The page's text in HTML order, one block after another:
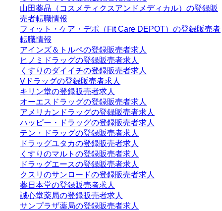
山田薬品（コスメティクスアンドメディカル）の登録販
売者転職情報
フィット・ケア・デポ（Fit Care DEPOT）の登録販売者
転職情報
アインズ＆トルペの登録販売者求人
ヒノミドラッグの登録販売者求人
くすりのダイイチの登録販売者求人
Vドラッグの登録販売者求人
キリン堂の登録販売者求人
オーエスドラッグの登録販売者求人
アメリカンドラッグの登録販売者求人
ハッピー・ドラッグの登録販売者求人
テン・ドラッグの登録販売者求人
ドラッグユタカの登録販売者求人
くすりのマルトの登録販売者求人
ドラッグエースの登録販売者求人
クスリのサンロードの登録販売者求人
薬日本堂の登録販売者求人
誠心堂薬局の登録販売者求人
サンプラザ薬局の登録販売者求人